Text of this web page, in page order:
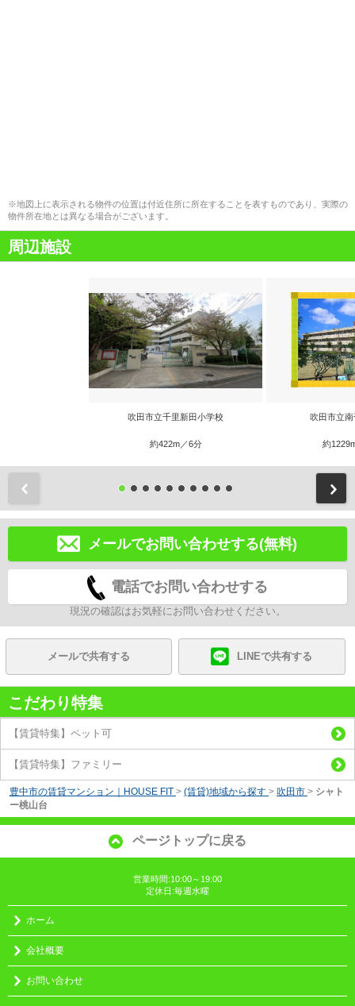
※地図上に表示される物件の位置は付近住所に所在することを表すものであり、実際の
物件所在地とは異なる場合がございます。
周辺施設
吹田市立千里新田小学校
約422m／6分
吹田市立
約
メールでお問い合わせする(無料)
電話でお問い合わせする
現況の確認はお気軽にお問い合わせください。
メールで共有する LINEで共有する
こだわり特集
【賃貸特集】ペット可
【賃貸特集】ファミリー
豊中市の賃貸マンション｜HOUSE FIT > (賃貸)地域から探す > 吹田市 > シャト
ー桃山台
ページトップに戻る
営業時間:10:00～19:00
定休日:毎週水曜
ホーム
会社概要
お問い合わせ